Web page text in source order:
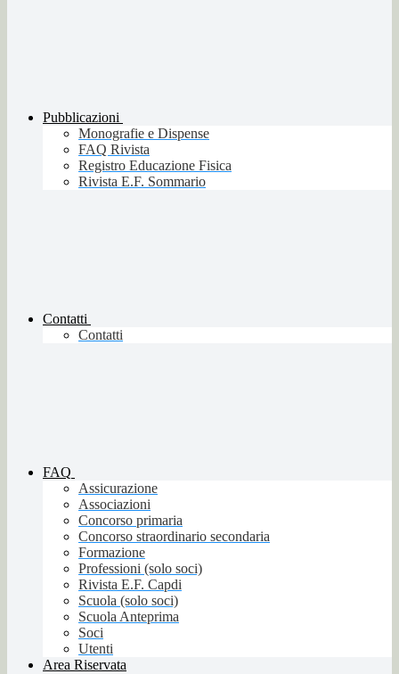
Pubblicazioni
Monografie e Dispense
FAQ Rivista
Registro Educazione Fisica
Rivista E.F. Sommario
Contatti
Contatti
FAQ
Assicurazione
Associazioni
Concorso primaria
Concorso straordinario secondaria
Formazione
Professioni (solo soci)
Rivista E.F. Capdi
Scuola (solo soci)
Scuola Anteprima
Soci
Utenti
Area Riservata